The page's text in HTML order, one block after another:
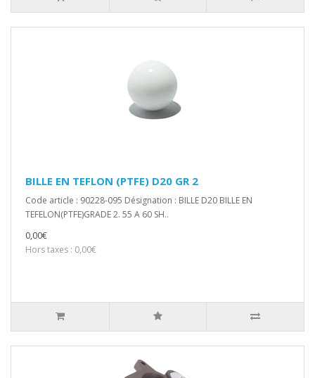
BILLE EN TEFLON (PTFE) D20 GR 2
Code article : 90228-095 Désignation : BILLE D20 BILLE EN
TEFELON(PTFE)GRADE 2. 55 A 60 SH..
0,00€
Hors taxes : 0,00€